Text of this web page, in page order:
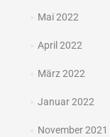
Mai 2022
April 2022
März 2022
Januar 2022
November 2021